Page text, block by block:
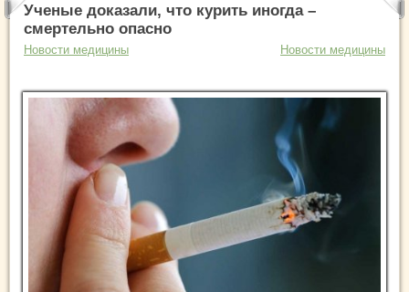
Ученые доказали, что курить иногда –
смертельно опасно
Новости медицины Новости медицины